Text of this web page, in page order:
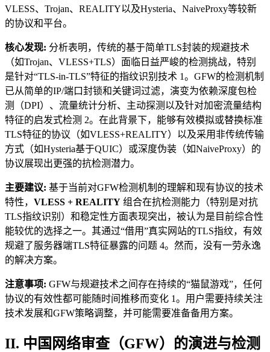
VLESS、Trojan、REALITY以及Hysteria、NaiveProxy等较新
的协议和平台。
核心发现: 分析表明，传统的基于简单TLS封装的规避技术
（如Trojan、VLESS+TLS）面临日益严峻的检测挑战，特别
是针对“TLS-in-TLS”特征的指纹识别技术 1。GFW的检测机制
已从简单的IP/端口封锁和关键词过滤，演变为依赖深度包检
测（DPI）、流量统计分析、主动探测以及针对加密流量结构
特征的启发式检测 2。在此背景下，能够有效模拟或替换标准
TLS特征的协议（如VLESS+REALITY）以及采用非传统传输
方式（如Hysteria基于QUIC）或深度伪装（如NaiveProxy）的
协议展现出更强的抗检测潜力。
主要建议: 基于当前对GFW检测机制的理解和现有协议的技术
特性， VLESS + REALITY 组合在抗检测能力（特别是对抗
TLS指纹识别）和稳定性方面表现突出，被认为是目前综合性
能较优的选择之一。其通过“借用”真实网站的TLS指纹，有效
规避了服务器端TLS特征暴露的问题 4。然而，没有一劳永逸
的解决方案。
注意事项: GFW与规避技术之间存在持续的“猫鼠游戏”，任何
协议的有效性都可能随时间推移而变化 1。用户需要持续关注
技术发展和GFW策略调整，并可能需要准备备用方案。
II. 中国网络审查（GFW）的演进与检测